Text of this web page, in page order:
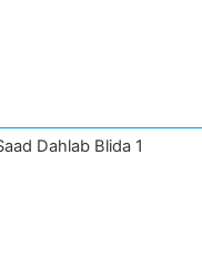
Dahlab Blida 1